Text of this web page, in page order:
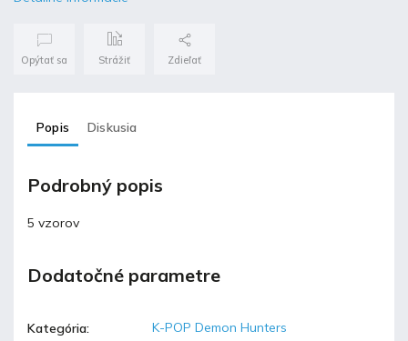
Opýtať sa Strážiť Zdieľať
Popis Diskusia
Podrobný popis
5 vzorov
Dodatočné parametre
Kategória:
K-POP Demon Hunters